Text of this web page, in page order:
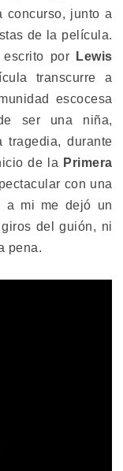
concurso, junto a
de la película.
por
Lewis
transcurre a
escocesa
ser una niña,
tragedia, durante
de la Primera
con una
a mi me dejó un
del guión, ni
pena.